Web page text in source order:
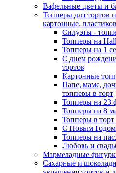
Вафельные цветы и
Топперы для тортов
картонные,
Силуэты -
Топперы на
Топперы на 1
С днем
тортов
Картонные
Папе, маме,
топперы в торт
Топперы на 23
Топперы на 8
Топперы в
С Новым Годом
Топперы на
Любовь и
Мармеладные
Сахарные и